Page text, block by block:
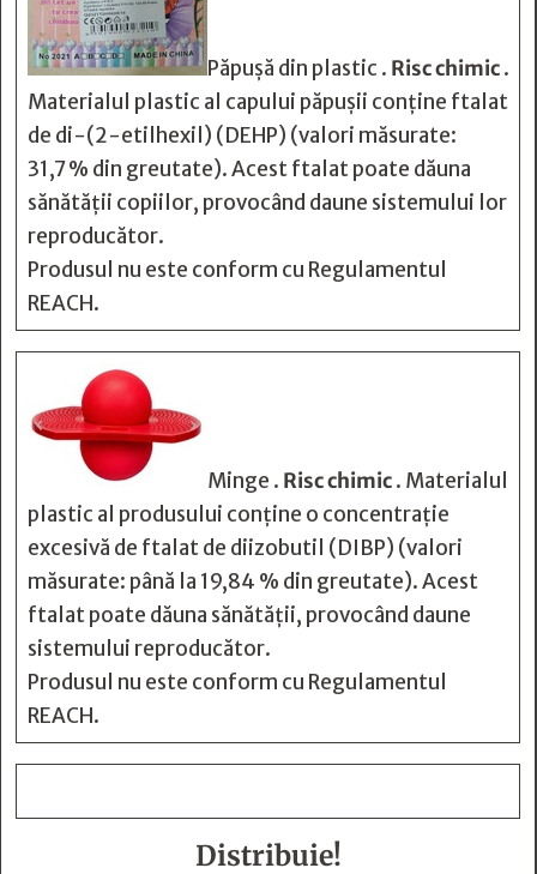
Păpușă din plastic . Risc chimic.
Materialul plastic al capului păpușii conține ftalat
de di-(2-etilhexil) (DEHP) (valori măsurate:
31,7 % din greutate). Acest ftalat poate dăuna
sănătății copiilor, provocând daune sistemului lor
reproducător.
Produsul nu este conform cu Regulamentul
REACH.
Minge . Risc chimic. Materialul
plastic al produsului conține o concentrație
excesivă de ftalat de diizobutil (DIBP) (valori
măsurate: până la 19,84 % din greutate). Acest
ftalat poate dăuna sănătății, provocând daune
sistemului reproducător.
Produsul nu este conform cu Regulamentul
REACH.
Distribuie!